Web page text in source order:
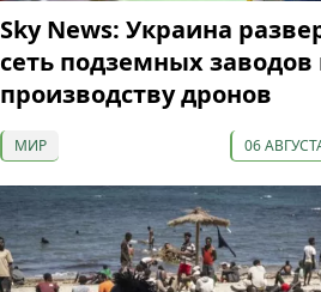
Sky News: Украина
сеть подземных заводов
производству дронов
МИР 06